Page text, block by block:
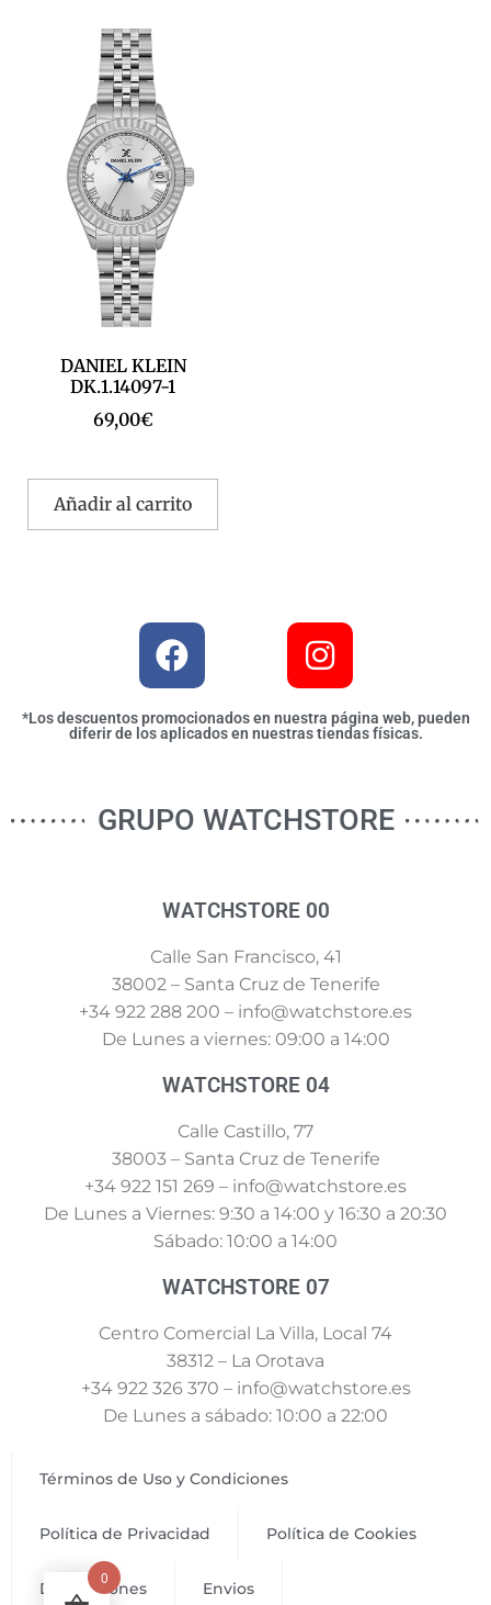
DANIEL KLEIN
DK.1.14097-1
69,00€
Añadir al carrito
*Los descuentos promocionados en nuestra página web, pueden
diferir de los aplicados en nuestras tiendas físicas.
GRUPO WATCHSTORE
WATCHSTORE 00
Calle San Francisco, 41
38002 – Santa Cruz de Tenerife
+34 922 288 200 – info@watchstore.es
De Lunes a viernes: 09:00 a 14:00
WATCHSTORE 04
Calle Castillo, 77
38003 – Santa Cruz de Tenerife
+34 922 151 269 – info@watchstore.es
De Lunes a Viernes: 9:30 a 14:00 y 16:30 a 20:30
Sábado: 10:00 a 14:00
WATCHSTORE 07
Centro Comercial La Villa, Local 74
38312 – La Orotava
+34 922 326 370 – info@watchstore.es
De Lunes a sábado: 10:00 a 22:00
Términos de Uso y Condiciones
Política de Privacidad Política de Cookies
Devoluciones Envios
0